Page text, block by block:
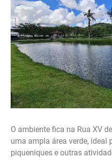
O ambiente fica na Rua XV
uma ampla área verde, ideal
piqueniques e outras